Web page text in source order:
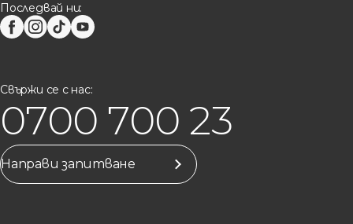
Последвай ни:
Свържи се с нас:
0700 700 23
Направи запитване